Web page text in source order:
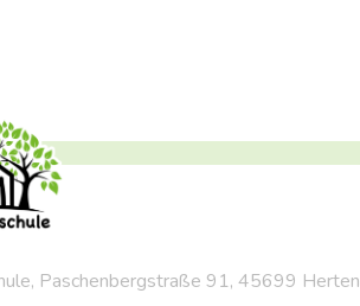
Paschenbergstraße 91, 45699 Herten